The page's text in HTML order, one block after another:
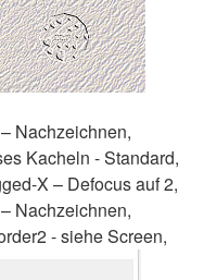
Nachzeichnen,
Kacheln - Standard,
X – Defocus auf 2,
Nachzeichnen,
- siehe Screen,